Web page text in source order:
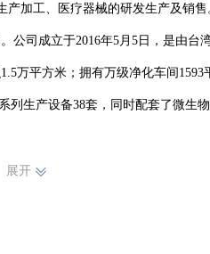
公司成立于2016年5月5日，是由台
万平方米；拥有万级净化车间1593
列生产设备38套，同时配套了微生
展开